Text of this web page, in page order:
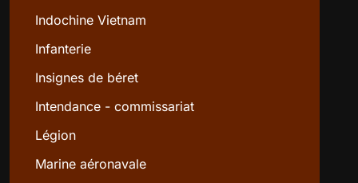
Indochine Vietnam
Infanterie
Insignes de béret
Intendance - commissariat
Légion
Marine aéronavale